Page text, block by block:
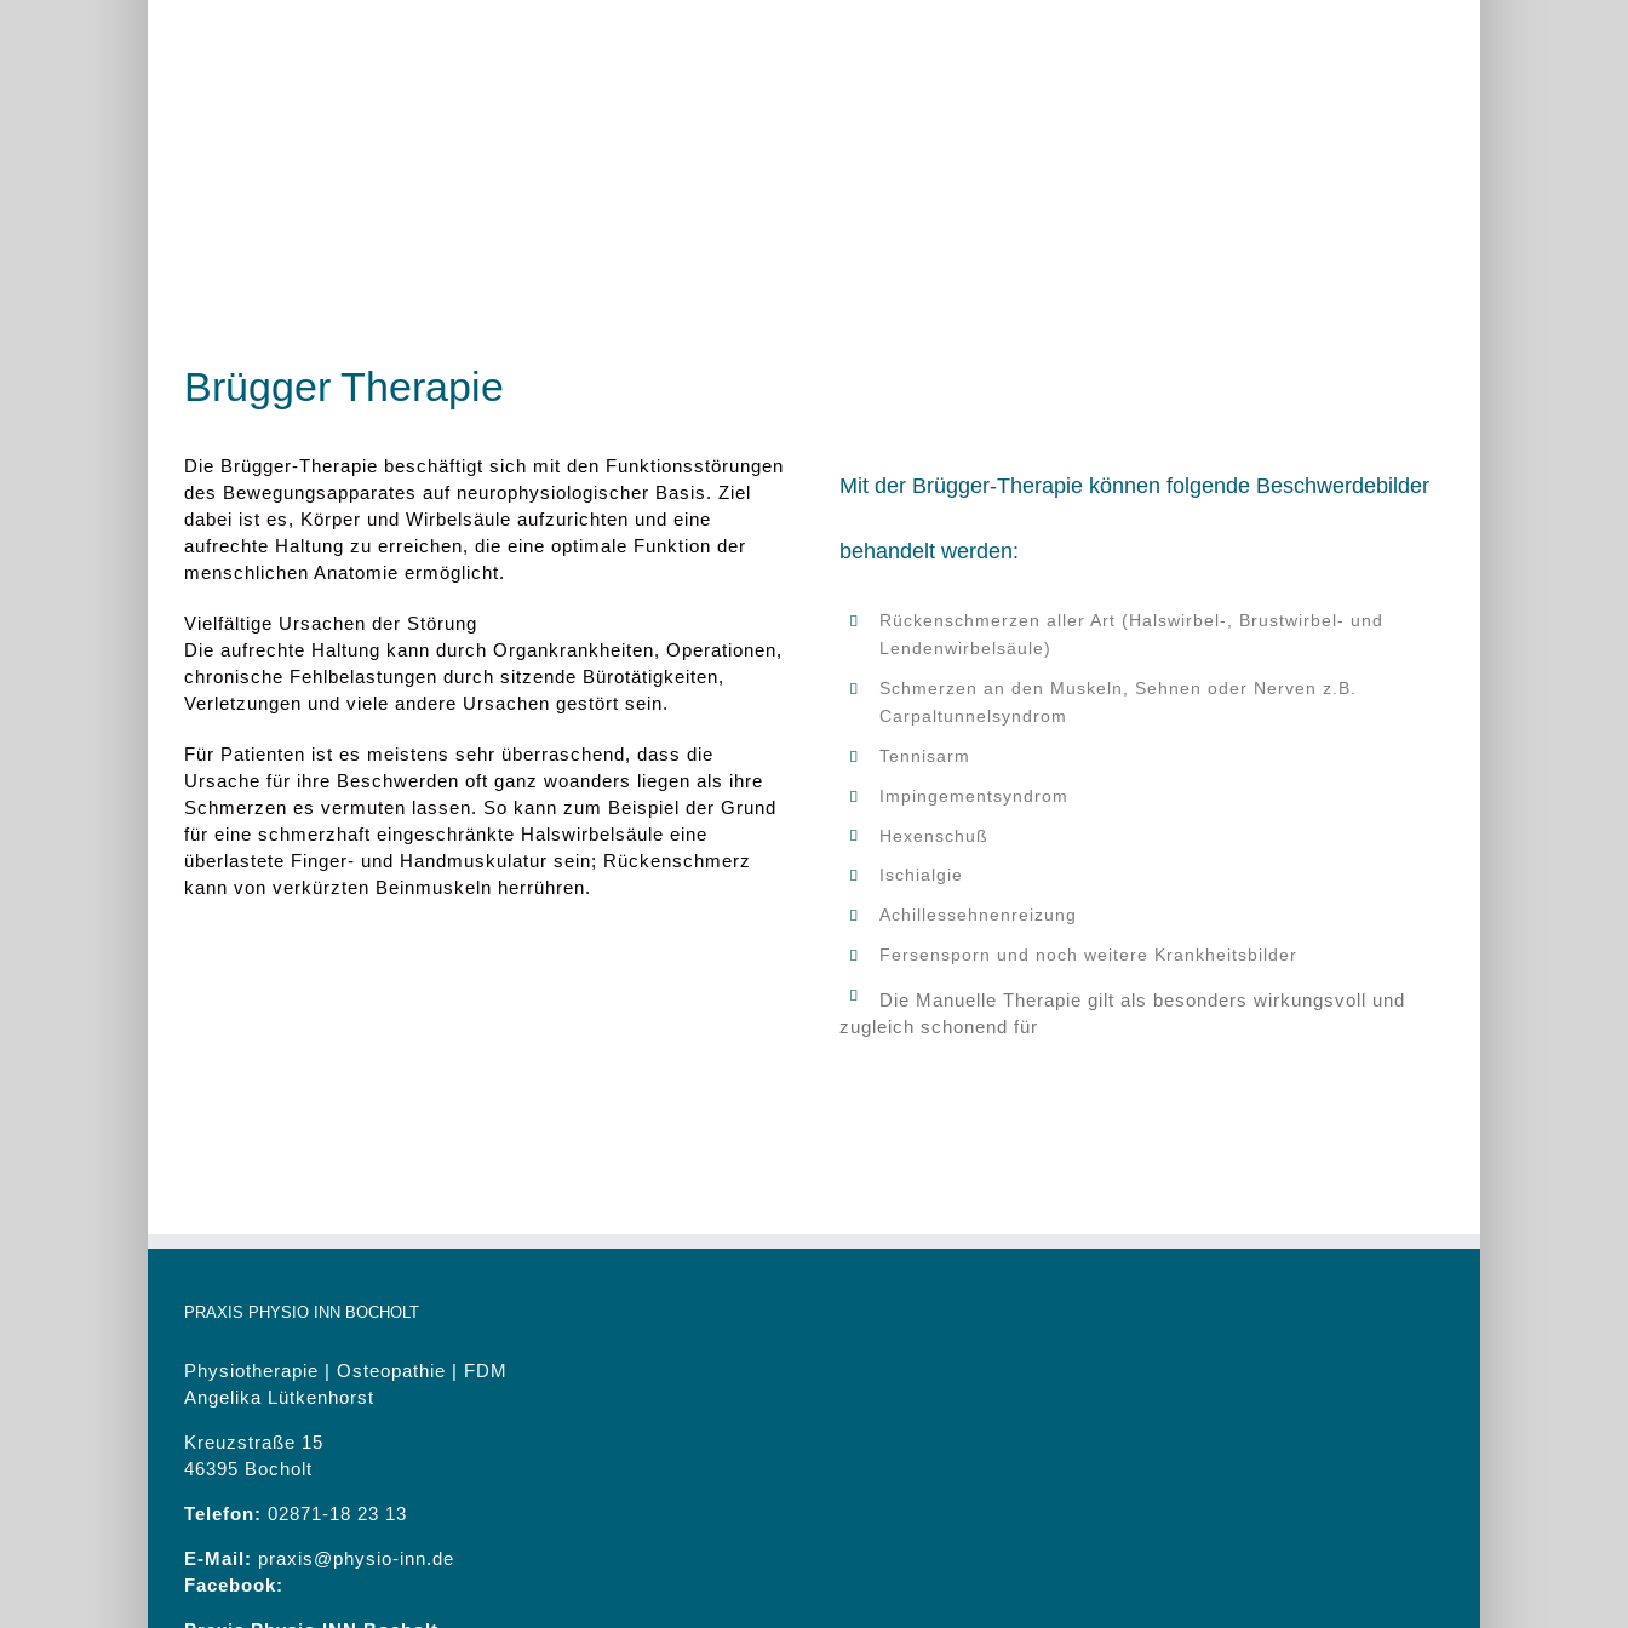
Brügger Therapie
Die Brügger-Therapie beschäftigt sich mit den Funktionsstörungen
des Bewegungsapparates auf neurophysiologischer Basis. Ziel
dabei ist es, Körper und Wirbelsäule aufzurichten und eine
aufrechte Haltung zu erreichen, die eine optimale Funktion der
menschlichen Anatomie ermöglicht.
Vielfältige Ursachen der Störung
Die aufrechte Haltung kann durch Organkrankheiten, Operationen,
chronische Fehlbelastungen durch sitzende Bürotätigkeiten,
Verletzungen und viele andere Ursachen gestört sein.
Für Patienten ist es meistens sehr überraschend, dass die
Ursache für ihre Beschwerden oft ganz woanders liegen als ihre
Schmerzen es vermuten lassen. So kann zum Beispiel der Grund
für eine schmerzhaft eingeschränkte Halswirbelsäule eine
überlastete Finger- und Handmuskulatur sein; Rückenschmerz
kann von verkürzten Beinmuskeln herrühren.
Mit der Brügger-Therapie können folgende Beschwerdebilder
behandelt werden:
Rückenschmerzen aller Art (Halswirbel-, Brustwirbel- und
Lendenwirbelsäule)
Schmerzen an den Muskeln, Sehnen oder Nerven z.B.
Carpaltunnelsyndrom
Tennisarm
Impingementsyndrom
Hexenschuß
Ischialgie
Achillessehnenreizung
Fersensporn und noch weitere Krankheitsbilder
Die Manuelle Therapie gilt als besonders wirkungsvoll und
zugleich schonend für
PRAXIS PHYSIO INN BOCHOLT
Physiotherapie | Osteopathie | FDM
Angelika Lütkenhorst
Kreuzstraße 15
46395 Bocholt
Telefon: 02871-18 23 13
E-Mail: praxis@physio-inn.de
Facebook: